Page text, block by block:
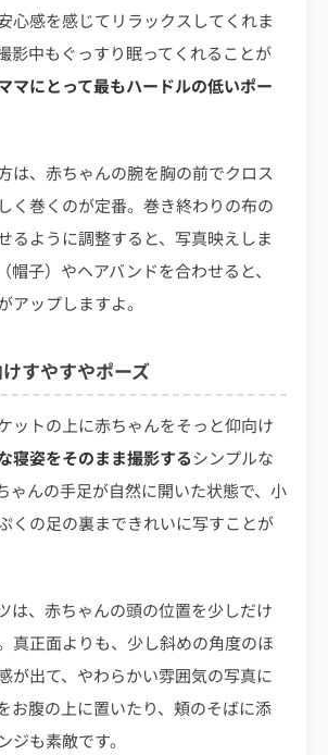
心感を感じてリラックスしてくれま
影中もぐっすり眠ってくれることが
マにとって最もハードルの低いポー
は、赤ちゃんの腕を胸の前でクロス
く巻くのが定番。巻き終わりの布の
るように調整すると、写真映えしま
帽子）やヘアバンドを合わせると、
アップしますよ。
すやすやポーズ
ットの上に赤ちゃんをそっと仰向け
寝姿をそのまま撮影するシンプルな
ゃんの手足が自然に開いた状態で、小
くの足の裏まできれいに写すことが
は、赤ちゃんの頭の位置を少しだけ
真正面よりも、少し斜めの角度のほ
が出て、やわらかい雰囲気の写真に
お腹の上に置いたり、頬のそばに添
ジも素敵です。